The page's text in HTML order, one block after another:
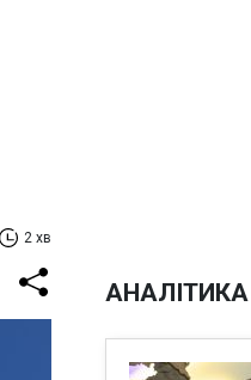
2 хв
АНАЛІТИКА